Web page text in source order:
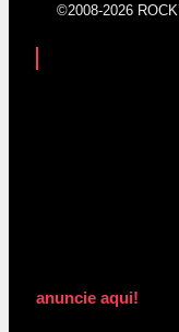
©2008-2026
anuncie aqui!